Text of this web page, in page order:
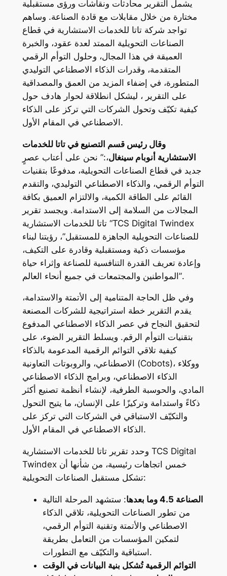
يشمل التقرير محادثات ونقاشات ورؤى مستقبلية
مختارة من خلال مقابلات مع قادة الصناعة. وساهم
تواجد شركة تاتا للخدمات الاستشارية في قطاع
الصناعات التحويلية الممتد لعدة عقود، والخبرة
العميقة في هذا المجال، وحلول التوأم الرقمي
المتقدمة، وقدرات الذكاء الاصطناعي التوليدي
المتطورة، في إضفاء المزيد من العمق والمصداقية
على التقرير ، ليشكل انطلاقة لحوار هادف حول
كيفية تكيّف وتحول الشركات التي تركز على الذكاء
الاصطناعي في المقام الأول.
وقال رئيس قسم التصنيع في تاتا للخدمات
الاستشارية أنوبام سينغال،:” نحن على أعتاب عصرٍ
جديد في قطاع الصناعات التحويلية، مدفوعًا بتقنيات
التوأم الرقمي، والذكاء الاصطناعي التوليدي، والتقدم
القائم على الطاقة الكمية، والالتزام العميق بكافة
المجالات من السلامة إلى الاستدامة. ويجسد تقرير
تاتا للخدمات الاستشارية “TCS Digital Twindex
للصناعات التحويلية الجاهزة للمستقبل”، رؤيتنا لبناء
مؤسسات ذكية ومستقبلية وقادرة على التكيف،
وإعادة تعريف القدرة التنافسية للصناعة وإثراء حياة
المواطنين والمجتمعات في جميع أنحاء العالم”.
وفي ظل الحاجة المتنامية إلى الأتمتة والاستدامة،
يقدم التقرير خطة استراتيجية للشركات المصنعة
لتحقيق النجاح في عصر الذكاء الاصطناعي المدفوع
بتقنيات التوأم الرقم. ويسلط التقرير الضوء، على
كيفية تلاقي التوائم الرقمية المدعومة بالذكاء
الاصطناعي، والروبوتات التعاونية (Cobots)، ووكلاء
الذكاء الاصطناعي، وبرامج الذكاء الاصطناعي
المادي، والحوسبة الطرفية، لإنشاء أنظمة تصنيع أكثر
ذكاءً واستدامة وتركيزًا على الإنسان، ما يتيح التحول
والتكيّف الاستباقي في الشركات التي تركز على
الذكاء الاصطناعي في المقام الأول.
وحدد تقرير تاتا للخدمات الاستشارية TCS Digital
Twindex خمس اتجاهات رئيسية، من شأنها أن
تشكل مستقبل الصناعات التحويلية:
الصناعة 4.5 وما بعدها
: ستشهد المرحلة التالية
من تطور الصناعات التحويلية، تلاقي الذكاء
الاصطناعي والأتمتة وتقنية التوأم الرقمي،
لتمكين المؤسسات من التعامل بطريقة
استباقية والتكيّف مع التطورات.
التوائم الرقمية تُشكل بنية البيانات في الوقت